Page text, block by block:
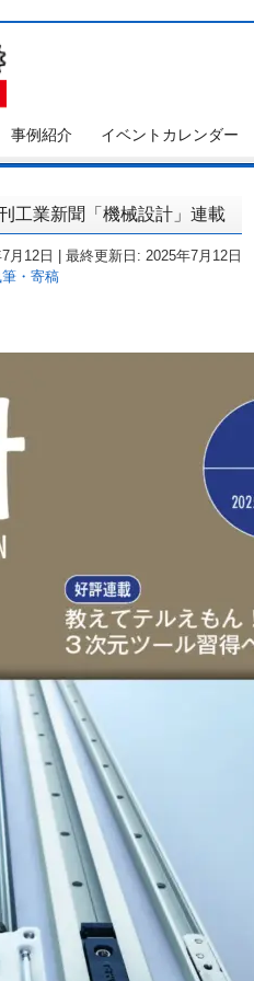
事例紹介 イベントカレンダー
工業新聞「機械設計」連載
月12日 | 最終更新日: 2025年7月12日
・寄稿